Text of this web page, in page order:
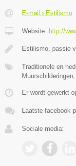
E-mail › Estilismo
Website: http://
Estilismo, passie
Traditionele en
Muurschilderingen,
Er wordt gewerkt
Laatste facebook
Sociale media: